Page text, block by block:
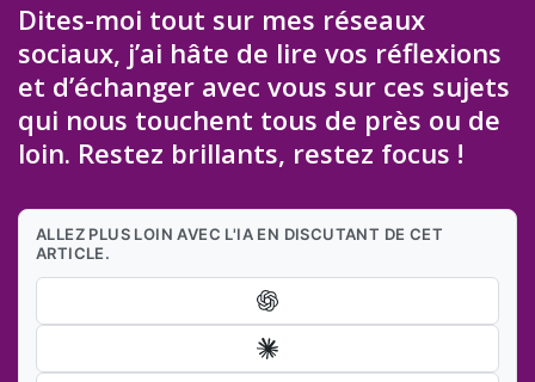
Dites-moi tout sur mes réseaux
sociaux, j’ai hâte de lire vos réflexions
et d’échanger avec vous sur ces sujets
qui nous touchent tous de près ou de
loin. Restez brillants, restez focus !
ALLEZ PLUS LOIN AVEC L'IA EN DISCUTANT DE CET
ARTICLE.